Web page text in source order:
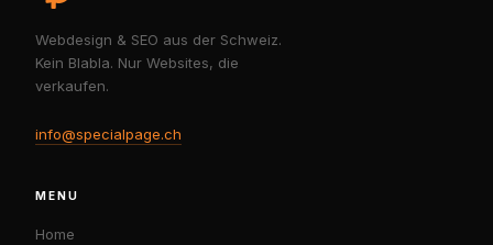
Webdesign & SEO aus der Schweiz.
Kein Blabla. Nur Websites, die
verkaufen.
info@specialpage.ch
MENU
Home